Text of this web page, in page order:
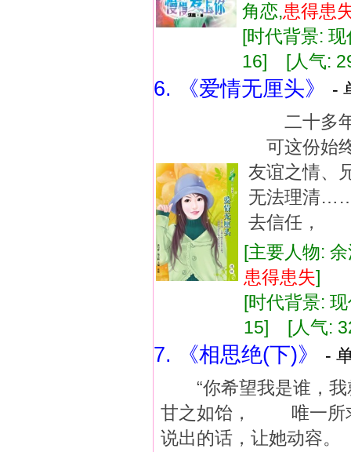
角恋,患得患
[时代背景:
16] [人气:
6. 《爱情无厘头》
-
二十多
可这份
友谊之情
无法理清
去信任，
[主要人物:
患得患失]
[时代背景:
15] [人气:
7. 《相思绝(下)》
-
“你希望我是谁，我
甘之如饴， 唯一所
说出的话，让她动容